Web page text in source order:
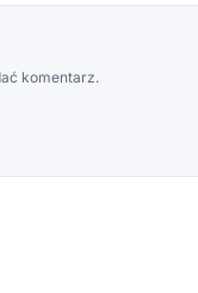
komentarz.